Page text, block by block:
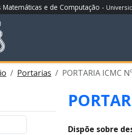
Matemáticas e de Computação -
Portarias PORTARIA ICMC
Dispõe sobre